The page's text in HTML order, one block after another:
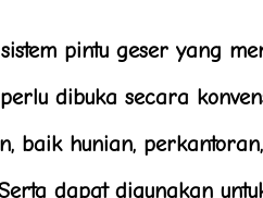
pintu geser yang
dibuka secara
baik hunian,
dapat digunakan